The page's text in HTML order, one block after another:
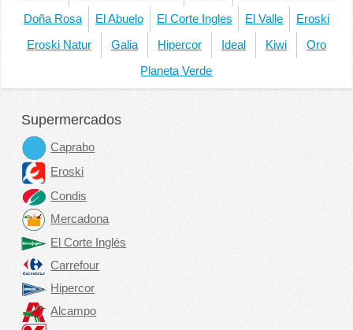
Doña Rosa El Abuelo El Corte Ingles El Valle Eroski
Eroski Natur Galia Hipercor Ideal Kiwi Oro
Planeta Verde
Supermercados
Caprabo
Eroski
Condis
Mercadona
El Corte Inglés
Carrefour
Hipercor
Alcampo